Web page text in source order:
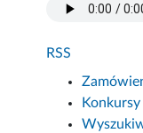
RSS